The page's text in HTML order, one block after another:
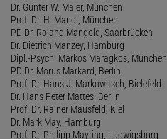
Dr. Günter W. Maier, München
Prof. Dr. H. Mandl, München
PD Dr. Roland Mangold, Saarbrücken
Dr. Dietrich Manzey, Hamburg
Dipl.-Psych. Markos Maragkos, München
PD Dr. Morus Markard, Berlin
Prof. Dr. Hans J. Markowitsch, Bielefeld
Dr. Hans Peter Mattes, Berlin
Prof. Dr. Rainer Mausfeld, Kiel
Dr. Mark May, Hamburg
Prof. Dr. Philipp Mayring, Ludwigsburg